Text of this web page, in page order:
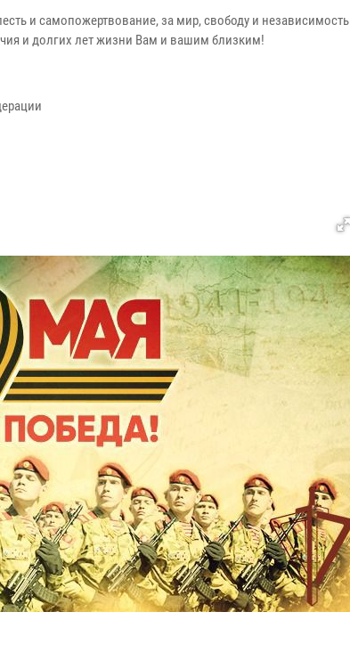
и самопожертвование, за мир, свободу и независимость
и долгих лет жизни Вам и вашим близким!